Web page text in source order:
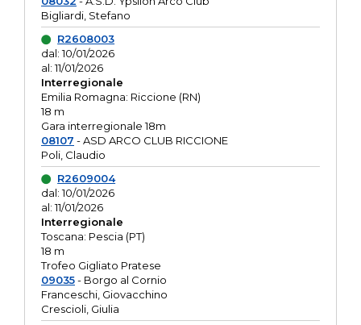
Bigliardi, Stefano
R2608003
dal: 10/01/2026
al: 11/01/2026
Interregionale
Emilia Romagna: Riccione (RN)
18 m
Gara interregionale 18m
08107 - ASD ARCO CLUB RICCIONE
Poli, Claudio
R2609004
dal: 10/01/2026
al: 11/01/2026
Interregionale
Toscana: Pescia (PT)
18 m
Trofeo Gigliato Pratese
09035- Borgo al Cornio
Franceschi, Giovacchino
Crescioli, Giulia